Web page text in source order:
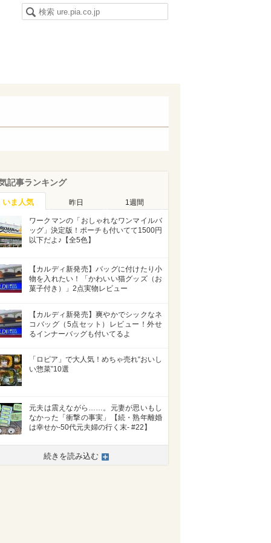
記事ランキング
いま人気 昨日 1週間
ワークマンの「おしゃれなワンマイルバ
ッグ」決定版！ポーチも付いてて1500円
以下だよ♪【全5色】
【カルディ新発売】バッグに付けたり小
物を入れたい！「かわいい猫グッズ（お
菓子付き）」2点実物レビュー
【カルディ新発売】爽やかでシックなネ
コバッグ（5点セット）レビュー！外せ
るインナーバッグも付いてるよ
「ロピア」で大人気！めちゃ売れ“おいし
い惣菜”10選
元夫は震えながら……。元妻が思いもし
なかった「衝撃の事実」【続・熟年離婚
は幸せか-50代元夫婦の行く末- #22】
続きを読み込む